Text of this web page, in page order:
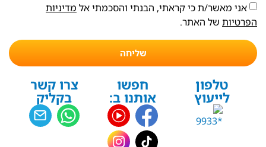
אני מאשר/ת כי קראתי, הבנתי והסכמתי אל מדיניות
הפרטיות של האתר.
שליחה
טלפון
לייעוץ
חפשו
אותנו ב:
צרו קשר
בקליק